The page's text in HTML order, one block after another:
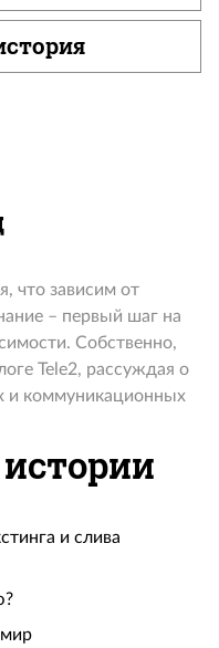
что зависим от
– первый шаг на
Собственно,
Tele2, рассуждая о
и коммуникационных
истории
и слива